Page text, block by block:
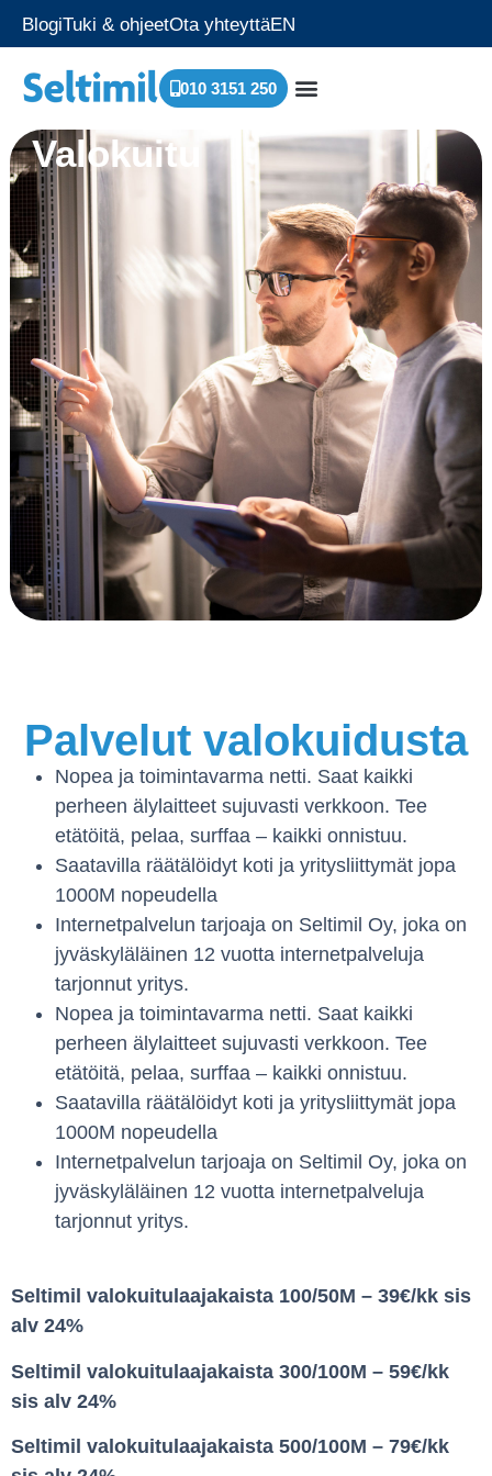
BlogiTuki & ohjeetOta yhteyttäEN
010 3151 250
Valokuitu
Palvelut valokuidusta
Nopea ja toimintavarma netti. Saat kaikki
perheen älylaitteet sujuvasti verkkoon. Tee
etätöitä, pelaa, surffaa – kaikki onnistuu.
Saatavilla räätälöidyt koti ja yritysliittymät jopa
1000M nopeudella
Internetpalvelun tarjoaja on Seltimil Oy, joka on
jyväskyläläinen 12 vuotta internetpalveluja
tarjonnut yritys.
Nopea ja toimintavarma netti. Saat kaikki
perheen älylaitteet sujuvasti verkkoon. Tee
etätöitä, pelaa, surffaa – kaikki onnistuu.
Saatavilla räätälöidyt koti ja yritysliittymät jopa
1000M nopeudella
Internetpalvelun tarjoaja on Seltimil Oy, joka on
jyväskyläläinen 12 vuotta internetpalveluja
tarjonnut yritys.
Seltimil valokuitulaajakaista 100/50M – 39€/kk sis
alv 24%
Seltimil valokuitulaajakaista 300/100M – 59€/kk
sis alv 24%
Seltimil valokuitulaajakaista 500/100M – 79€/kk